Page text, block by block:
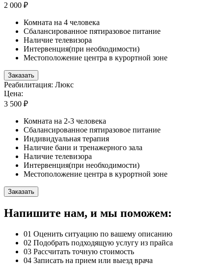
2 000 ₽
Комната на 4 человека
Сбалансированное пятиразовое питание
Наличие телевизора
Интервенция(при необходимости)
Местоположение центра в курортной зоне
Заказать
Реабилитация: Люкс
Цена:
3 500 ₽
Комната на 2-3 человека
Сбалансированное пятиразовое питание
Индивидуальная терапия
Наличие бани и тренажерного зала
Наличие телевизора
Интервенция(при необходимости)
Местоположение центра в курортной зоне
Заказать
Напишите нам, и мы поможем:
01 Оценить ситуацию по вашему описанию
02 Подобрать подходящую услугу из прайса
03 Рассчитать точную стоимость
04 Записать на прием или выезд врача